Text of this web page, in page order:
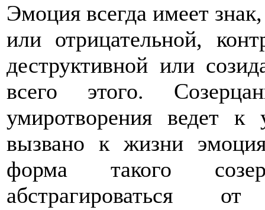
Эмоция всегда имеет
или отрицательной,
деструктивной или
всего этого.
умиротворения ведет
вызвано к жизни
форма такого
абстрагироваться